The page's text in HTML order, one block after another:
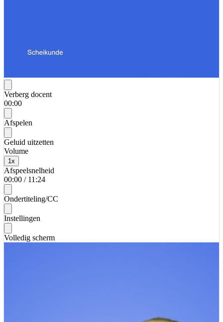
Verberg docent
00:00
Afspelen
Geluid uitzetten
Volume
1 x
Afspeelsnelheid
00:00 / 11:24
Ondertiteling/CC
Instellingen
Volledig scherm